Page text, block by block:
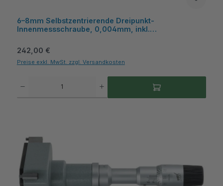
6–8mm Selbstzentrierende Dreipunkt-
Innenmessschraube, 0,004mm, inkl.
Regulärer Preis:
242,00 €
Preise exkl. MwSt. zzgl. Versandkosten